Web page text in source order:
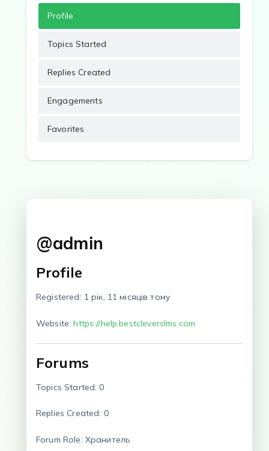
Profile
Topics Started
Replies Created
Engagements
Favorites
@admin
Profile
Registered: 1 рік, 11 місяців тому
Website:https://help.bestcleverslms.com
Forums
Topics Started: 0
Replies Created: 0
Forum Role: Хранитель